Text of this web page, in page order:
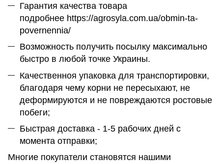
Гарантия качества товара
подробнее https://agrosyla.com.ua/obmin-ta-
povernennia/
Возможность получить посылку максимально
быстро в любой точке Украины.
Качественноя упаковка для транспортировки,
благодаря чему корни не пересыхают, не
деформируются и не повреждаются ростовые
побеги;
Быстрая доставка - 1-5 рабочих дней с
момента отправки;
Многие покупатели становятся нашими